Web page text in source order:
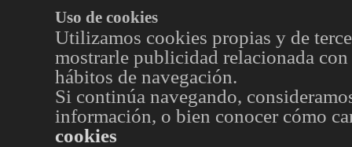
Uso de cookies
Utilizamos cookies propias y de
mostrarle publicidad relacionada
hábitos de navegación.
Si continúa navegando,
información, o bien conocer cómo
cookies